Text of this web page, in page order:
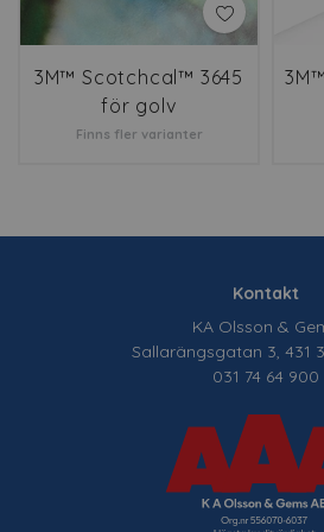
3M™ Scotchcal™ 3645
för golv
Finns fler varianter
Kontakt
KA Olsson &
Sallarängsgatan 3, 431
031 74 64 900